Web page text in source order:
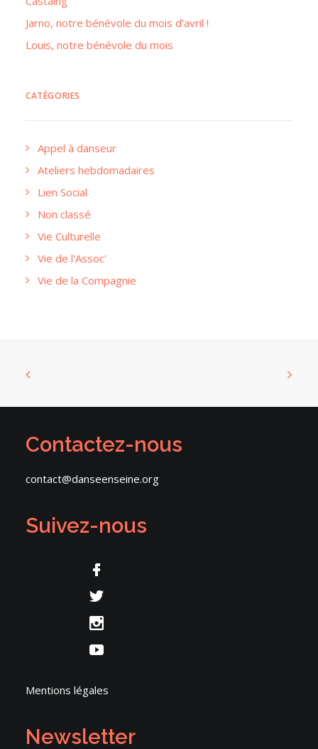
Jarno, notre bénévole du mois d’avril !
Louis, notre bénévole du mois
CATÉGORIES
Appel à danseur
Ateliers hebdomadaires
Lien Social
Non classé
Vie Culturelle
Vie de l'Assoc'
Vie de la Compagnie
Contactez-nous
contact@danseenseine.org
Suivez-nous
Mentions légales
Newsletter